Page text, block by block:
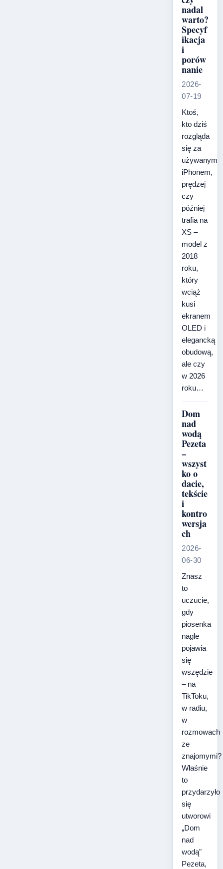
nadal
warto?
Specyf
ikacja
i
porów
nanie
2026-
07-19
Ktoś,
kto dziś
rozgląda
się za
używanym
iPhonem,
prędzej
czy
później
trafia na
XS –
model z
2018
roku,
który
wciąż
kusi
ekranem
OLED i
elegancką
obudową,
ale czy
w 2026
roku…
Dom
nad
wodą
Pezeta
–
wszyst
ko o
dacie,
tekście
i
kontro
wersja
ch
2026-
06-30
Znasz
to
uczucie,
gdy
piosenka
nagle
pojawia
się
wszędzie
– na
TikToku,
w radiu,
w
rozmowach
ze
znajomymi?
Właśnie
to
przydarzyło
się
utworowi
„Dom
nad
wodą”
Pezeta,